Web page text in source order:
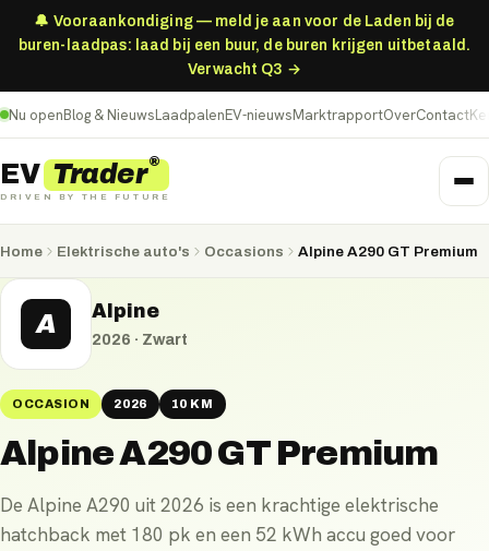
🔔 Vooraankondiging — meld je aan voor de Laden bij de
buren-laadpas: laad bij een buur, de buren krijgen uitbetaald.
Verwacht Q3 →
Nu openBlog & NieuwsLaadpalenEV-nieuwsMarktrapportOverContact
EV Trader®
DRIVEN BY THE FUTURE
Home Elektrische auto's Occasions Alpine A290 GT Premium
A Alpine
2026 · Zwart
OCCASION 2026 10 KM
Alpine A290 GT Premium
De Alpine A290 uit 2026 is een krachtige elektrische
hatchback met 180 pk en een 52 kWh accu goed voor